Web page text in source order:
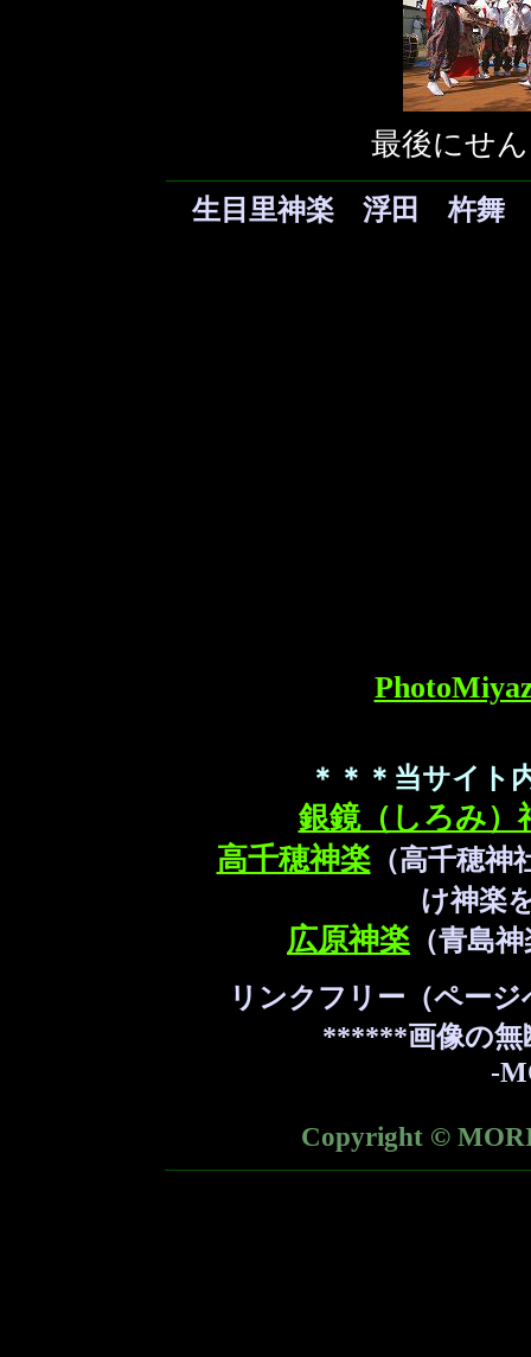
最後にせ
生目里神楽 浮田 杵舞
＊＊＊当サイ
銀鏡（しろみ）
高千穂神楽（高千穂神
け神楽
広原神楽 （青島
リンクフリー（ペー
******画像の無
-
Copyright ©